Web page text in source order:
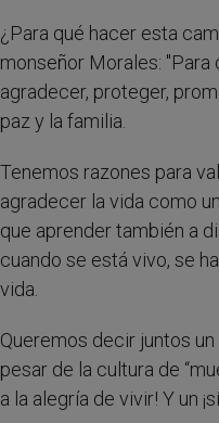
¿Para qué hacer esta
monseñor Morales:
agradecer, proteger,
paz y la familia.
Tenemos razones para
agradecer la vida como
que aprender también a
cuando se está vivo, se
vida.
Queremos decir juntos un
pesar de la cultura de
a la alegría de vivir! Y un